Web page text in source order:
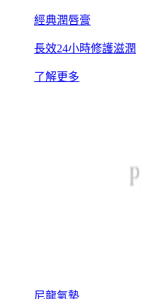
經典潤唇膏
長效24小時修護滋潤
了解更多
尼龍氣墊